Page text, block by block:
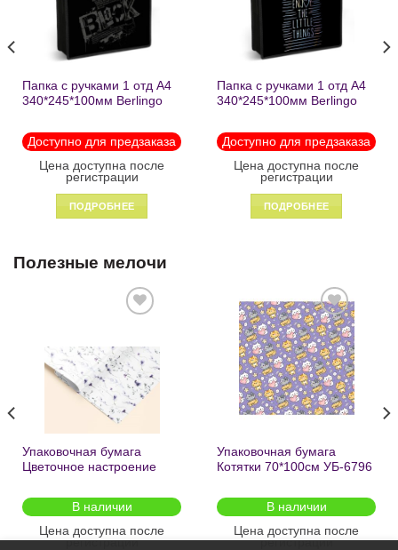
Папка с ручками 1 отд А4
340*245*100мм Berlingo
молнии1246
Доступно для предзаказа
Цена доступна после
регистрации
ПОДРОБНЕЕ
Папка с ручками 1 отд А4
340*245*100мм Berlingo
пластик на молнии 1215
Доступно для предзаказа
Цена доступна после
регистрации
ПОДРОБНЕЕ
Полезные мелочи
желаний
Упаковочная бумага
Цветочное настроение
2шт/
В наличии
Цена доступна после
регистрации
Добавить
в список
желаний
Упаковочная бумага
Котятки 70*100см УБ-6796
В наличии
Цена доступна после
регистрации